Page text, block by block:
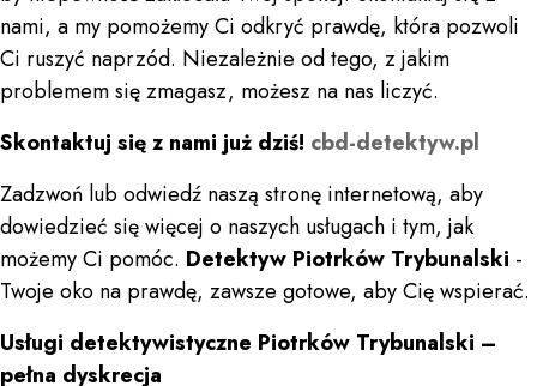
nami, a my pomożemy Ci odkryć prawdę, która pozwoli
Ci ruszyć naprzód. Niezależnie od tego, z jakim
problemem się zmagasz, możesz na nas liczyć.
Skontaktuj się z nami już dziś! cbd-detektyw.pl
Zadzwoń lub odwiedź naszą stronę internetową, aby
dowiedzieć się więcej o naszych usługach i tym, jak
możemy Ci pomóc. Detektyw Piotrków Trybunalski -
Twoje oko na prawdę, zawsze gotowe, aby Cię wspierać.
Usługi detektywistyczne Piotrków Trybunalski –
pełna dyskrecja